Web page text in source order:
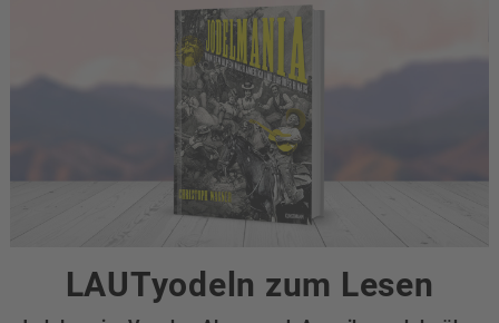
LAUTyodeln zum Lesen